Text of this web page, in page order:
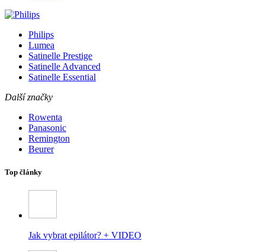
Philips
Lumea
Satinelle Prestige
Satinelle Advanced
Satinelle Essential
Další značky
Rowenta
Panasonic
Remington
Beurer
Top články
Jak vybrat epilátor? + VIDEO